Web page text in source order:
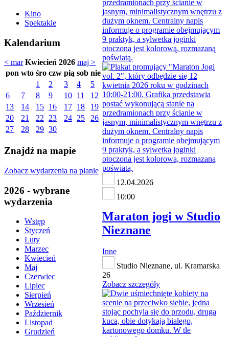
Kino
Spektakle
Kalendarium
< mar Kwiecień 2026 maj >
pon wto śro czw pią sob nie
1
2 3 4
5
6
7 8 9 10 11
12
13
14 15 16 17 18
19
20
21 22 23 24 25
26
27
28 29 30
Znajdź na mapie
Zobacz wydarzenia na planie
2026 - wybrane
wydarzenia
Wstęp
Styczeń
Luty
Marzec
Kwiecień
Maj
Czerwiec
Lipiec
Sierpień
Wrzesień
Październik
Listopad
Grudzień
12.04.2026
10:00
Maraton jogi w Studio
Nieznane
Inne
Studio Nieznane, ul. Kramarska
26
Zobacz szczegóły